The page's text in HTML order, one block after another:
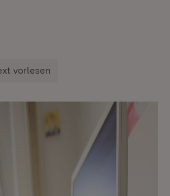
vorlesen